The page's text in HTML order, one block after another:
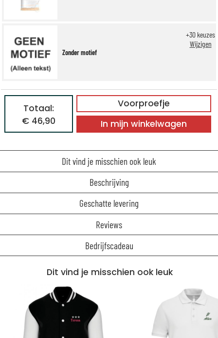
Zonder motief
+30 keuzes
Wijzigen
Voorproefje
Totaal:
€ 46,90
In mijn winkelwagen
Dit vind je misschien ook leuk
Beschrijving
Geschatte levering
Reviews
Bedrijfscadeau
Dit vind je misschien ook leuk